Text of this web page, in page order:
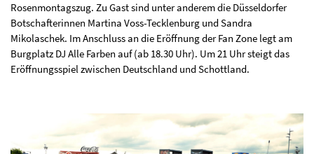
Rosenmontagszug. Zu Gast sind unter anderem die Düsseldorfer
Botschafterinnen Martina Voss-Tecklenburg und Sandra
Mikolaschek. Im Anschluss an die Eröffnung der Fan Zone legt am
Burgplatz DJ Alle Farben auf (ab 18.30 Uhr). Um 21 Uhr steigt das
Eröffnungsspiel zwischen Deutschland und Schottland.